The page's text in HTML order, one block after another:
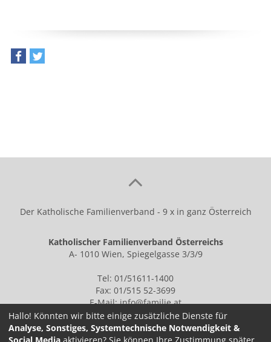
Der Katholische Familienverband - 9 x in ganz Österreich
Katholischer Familienverband Österreichs
A- 1010 Wien, Spiegelgasse 3/3/9
Tel: 01/51611-1400
Fax: 01/515 52-3699
E-Mail:info@familie.at
Hallo! Könnten wir bitte einige zusätzliche Dienste für
Analyse, Sonstiges, Systemtechnische Notwendigkeit &